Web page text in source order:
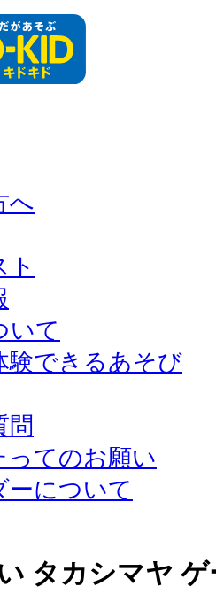
へ
ト
いて
験できるあそび
問
ってのお願い
ーについて
タカシマヤ